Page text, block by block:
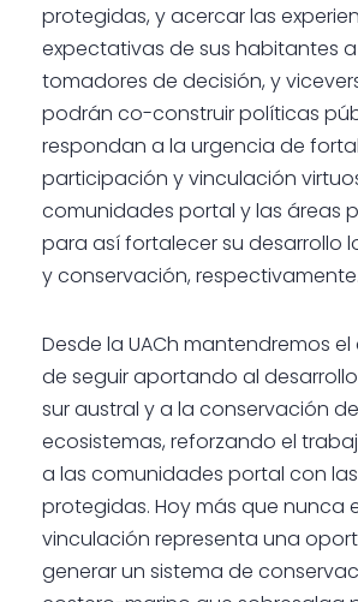
protegidas, y acercar las
expectativas de sus habitantes
tomadores de decisión, y
podrán co-construir políticas
respondan a la urgencia de
participación y vinculación
comunidades portal y las áreas
para así fortalecer su desarrollo
y conservación, respectivamente.
Desde la UACh mantendremos
de seguir aportando al
sur austral y a la conservación
ecosistemas, reforzando el
a las comunidades portal con
protegidas. Hoy más que nunca
vinculación representa una
generar un sistema de